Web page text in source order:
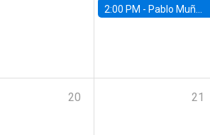
2:00 PM - Pablo Muñoz, Universidad de Chile
20 21